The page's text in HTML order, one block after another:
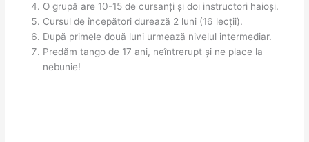
O grupă are 10-15 de cursanți și doi instructori haioși.
Cursul de începători durează 2 luni (16 lecții).
După primele două luni urmează nivelul intermediar.
Predăm tango de 17 ani, neîntrerupt și ne place la
nebunie!